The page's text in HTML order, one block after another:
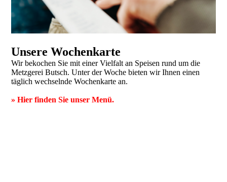
Unsere Wochenkarte
Wir bekochen Sie mit einer Vielfalt an Speisen rund um die
Metzgerei Butsch. Unter der Woche bieten wir Ihnen einen
täglich wechselnde Wochenkarte an.
» Hier finden Sie unser Menü.